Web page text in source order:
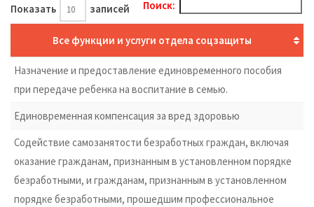
Показать записей Поиск:
Все функции и услуги отдела соцзащиты
Назначение и предоставление единовременного пособия
при передаче ребенка на воспитание в семью.
Единовременная компенсация за вред здоровью
Содействие самозанятости безработных граждан, включая
оказание гражданам, признанным в установленном порядке
безработными, и гражданам, признанным в установленном
порядке безработными, прошедшим профессиональное